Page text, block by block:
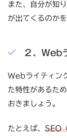
また、自分が知
が出てくるのか
２、Web
Webライティン
た特性があるた
おきましょう。
たとえば、 SEO